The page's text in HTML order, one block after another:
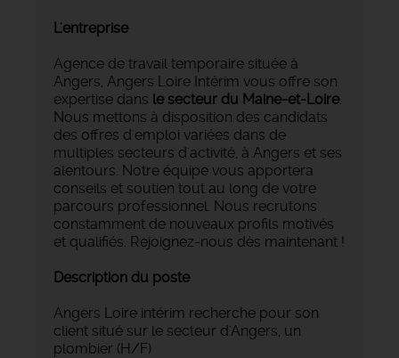
L'entreprise
Agence de travail temporaire située à
Angers, Angers Loire Intérim vous offre son
expertise dans le secteur du Maine-et-Loire.
Nous mettons à disposition des candidats
des offres d'emploi variées dans de
multiples secteurs d'activité, à Angers et ses
alentours. Notre équipe vous apportera
conseils et soutien tout au long de votre
parcours professionnel. Nous recrutons
constamment de nouveaux profils motivés
et qualifiés. Rejoignez-nous dès maintenant !
Description du poste
Angers Loire intérim recherche pour son
client situé sur le secteur d'Angers, un
plombier (H/F)